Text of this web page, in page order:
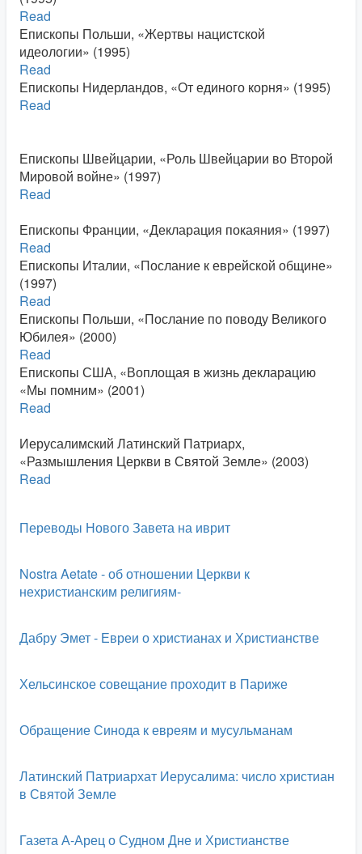
Read
Епископы Польши, «Жертвы нацистской
идеологии» (1995)
Read
Епископы Нидерландов, «От единого корня» (1995)
Read
Епископы Швейцарии, «Роль Швейцарии во Второй
Мировой войне» (1997)
Read
Епископы Франции, «Декларация покаяния» (1997)
Read
Епископы Италии, «Послание к еврейской общине»
(1997)
Read
Епископы Польши, «Послание по поводу Великого
Юбилея» (2000)
Read
Епископы США, «Воплощая в жизнь декларацию
«Мы помним» (2001)
Read
Иерусалимский Латинский Патриарх,
«Размышления Церкви в Святой Земле» (2003)
Read
Переводы Нового Завета на иврит
Nostra Aetate - об отношении Церкви к
нехристианским религиям-
Дабру Эмет - Евреи о христианах и Христианстве
Хельсинское совещание проходит в Париже
Обращение Синода к евреям и мусульманам
Латинский Патриархат Иерусалима: число христиан
в Святой Земле
Газета А-Арец о Судном Дне и Христианстве